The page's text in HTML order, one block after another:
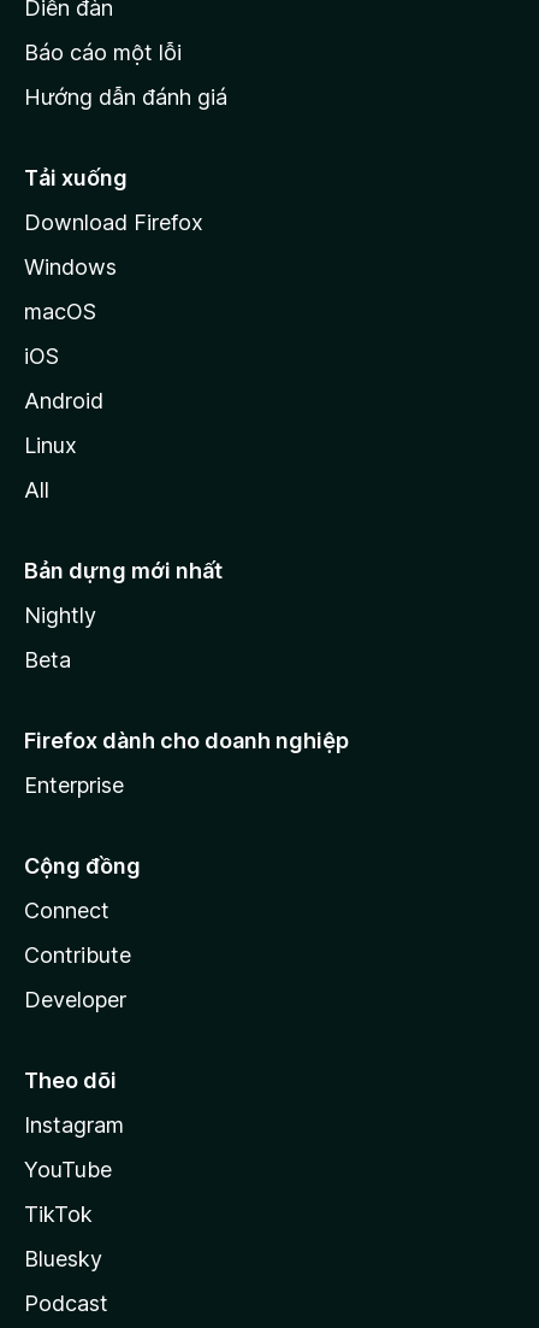
M
o
i
l
Diễn đàn
Báo cáo một lỗi
Hướng dẫn đánh giá
Tải xuống
Download Firefox
Windows
macOS
iOS
Android
Linux
All
Bản dựng mới nhất
Nightly
Beta
Firefox dành cho doanh nghiệp
Enterprise
Cộng đồng
Connect
Contribute
Developer
Theo dõi
Instagram
YouTube
TikTok
Bluesky
Podcast